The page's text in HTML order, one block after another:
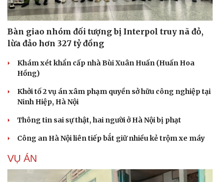
Du lịch
Tư vấn
Săn Tour
check-in
Podcast
Câu chuyện thời sự
Đọc truyện đêm khuya
Hạt giống tâm hồn
Bàn giao nhóm đối tượng bị Interpol truy nã đỏ,
lừa đảo hơn 327 tỷ đồng
Khám xét khẩn cấp nhà Bùi Xuân Huấn (Huấn Hoa
Hồng)
Khởi tố 2 vụ án xâm phạm quyền sở hữu công nghiệp tại
Ninh Hiệp, Hà Nội
Thông tin sai sự thật, hai người ở Hà Nội bị phạt
Công an Hà Nội liên tiếp bắt giữ nhiều kẻ trộm xe máy
VỤ ÁN